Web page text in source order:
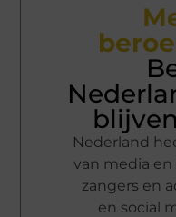
Nederland
van media
zangers en
en social